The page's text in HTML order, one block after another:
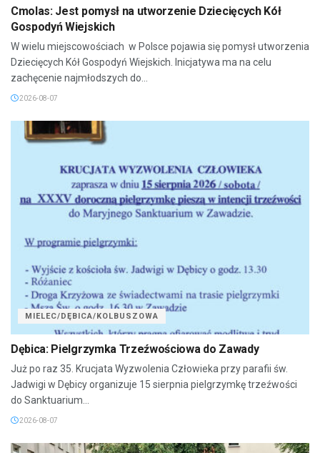
Cmolas: Jest pomysł na utworzenie Dziecięcych Kół
Gospodyń Wiejskich
W wielu miejscowościach w Polsce pojawia się pomysł utworzenia
Dziecięcych Kół Gospodyń Wiejskich. Inicjatywa ma na celu
zachęcenie najmłodszych do...
2026-08-07
MIELEC/DĘBICA/KOLBUSZOWA
Dębica: Pielgrzymka Trzeźwościowa do Zawady
Już po raz 35. Krucjata Wyzwolenia Człowieka przy parafii św.
Jadwigi w Dębicy organizuje 15 sierpnia pielgrzymkę trzeźwości
do Sanktuarium...
2026-08-07